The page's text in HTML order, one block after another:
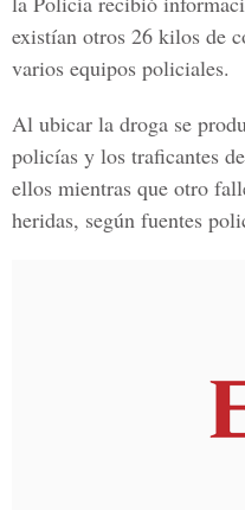
existían otros 26 kilos de
varios equipos policiales.
Al ubicar la droga se
policías y los traficantes
ellos mientras que otro
heridas, según fuentes